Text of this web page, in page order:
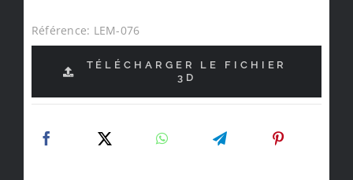
Référence: LEM-076
TÉLÉCHARGER LE FICHIER
3D